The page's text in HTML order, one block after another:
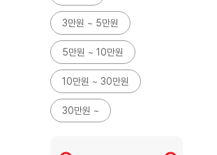
3만원 ~ 5만원
5만원 ~ 10만원
10만원 ~ 30만원
30만원 ~